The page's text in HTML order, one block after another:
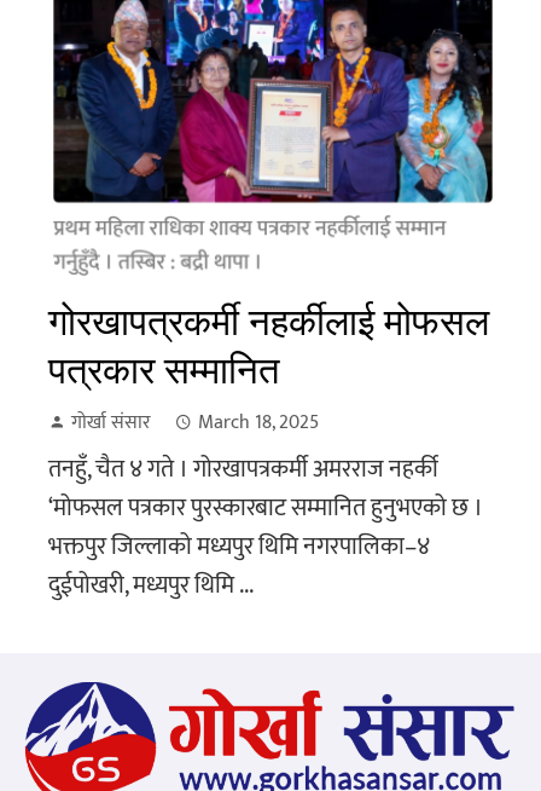
गोरखापत्रकर्मी नहर्कीलाई मोफसल
पत्रकार सम्मानित
गोर्खा संसार March 18, 2025
तनहुँ, चैत ४ गते । गोरखापत्रकर्मी अमरराज नहर्की
‘मोफसल पत्रकार पुरस्कारबाट सम्मानित हुनुभएको छ ।
भक्तपुर जिल्लाको मध्यपुर थिमि नगरपालिका–४
दुईपोखरी, मध्यपुर थिमि ...